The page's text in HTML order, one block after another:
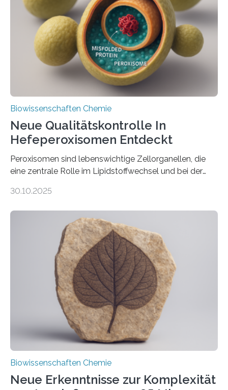
Biowissenschaften Chemie
Neue Qualitätskontrolle In
Hefeperoxisomen Entdeckt
Peroxisomen sind lebenswichtige Zellorganellen, die
eine zentrale Rolle im Lipidstoffwechsel und bei der
erfüllen können, müssen zahlreiche Enzyme präzise in
der Ruhr-Universität Bochum um Prof. Dr. Ralf Erdmann
und Dr. Ismaila Francis Yusuf hat nun einen bislang
unbekannten Qualitätskontrollmechanismus des
peroxisomalen Proteintransports in der Bäckerhefe
Saccharomyces cerevisiae entdeckt, der für die
Funktionsfähigkeit der Organellen entscheidend ist. Die
Studie wurde am 28. Oktober 2025 in der
Fachzeitschrift…
30.10.2025
Biowissenschaften Chemie
Neue Erkenntnisse zur Komplexität